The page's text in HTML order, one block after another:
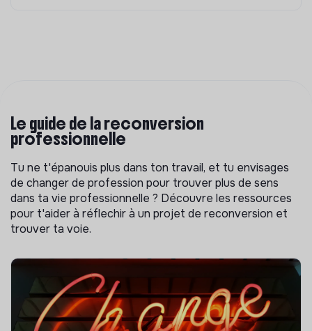
Le guide de la reconversion
professionnelle
Tu ne t'épanouis plus dans ton travail, et tu envisages
de changer de profession pour trouver plus de sens
dans ta vie professionnelle ? Découvre les ressources
pour t'aider à réflechir à un projet de reconversion et
trouver ta voie.